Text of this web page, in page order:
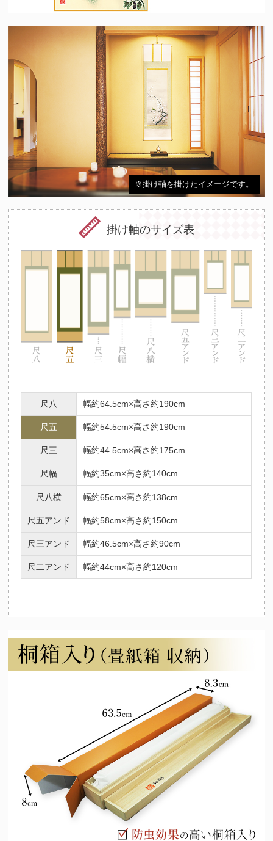
※掛け軸を掛けたイメージです。
掛け軸のサイズ表
尺八 幅約64.5cm×高さ約190cm
尺五 幅約54.5cm×高さ約190cm
尺三 幅約44.5cm×高さ約175cm
尺幅 幅約35cm×高さ約140cm
尺八横 幅約65cm×高さ約138cm
尺五アンド 幅約58cm×高さ約150cm
尺三アンド 幅約46.5cm×高さ約90cm
尺二アンド 幅約44cm×高さ約120cm